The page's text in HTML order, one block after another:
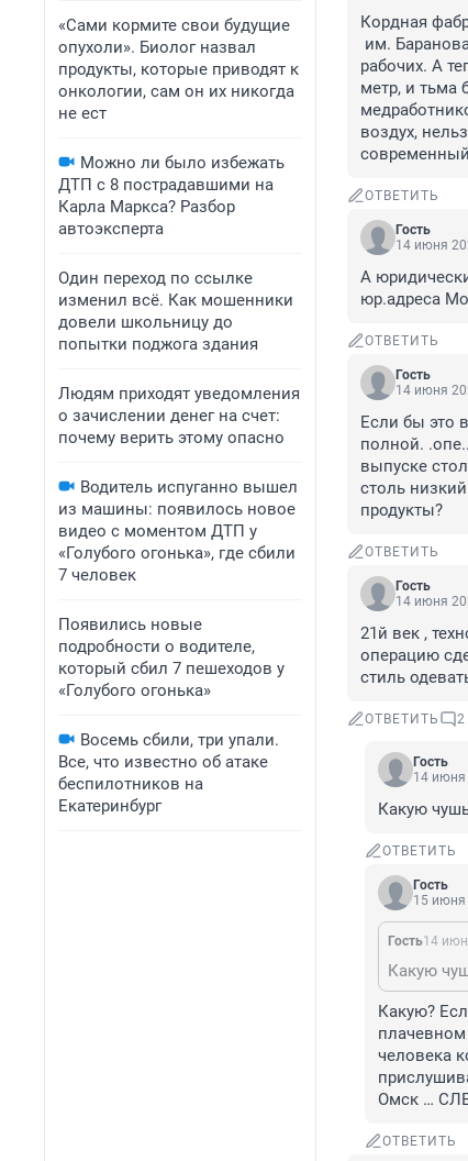
«Сами кормите свои будущие
опухоли». Биолог назвал
продукты, которые приводят к
онкологии, сам он их никогда
не ест
Можно ли было избежать
ДТП с 8 пострадавшими на
Карла Маркса? Разбор
автоэксперта
Один переход по ссылке
изменил всё. Как мошенники
довели школьницу до
попытки поджога здания
Людям приходят уведомления
о зачислении денег на счет:
почему верить этому опасно
Водитель испуганно вышел
из машины: появилось новое
видео с моментом ДТП у
«Голубого огонька», где сбили
7 человек
Появились новые
подробности о водителе,
который сбил 7 пешеходов у
«Голубого огонька»
Восемь сбили, три упали.
Все, что известно об атаке
беспилотников на
Екатеринбург
Кордная
рабочих. А
метр, и тьма
воздух,
ОТВЕТИТЬ
Гость
14 июня
А
юр.адреса
ОТВЕТИТЬ
Гость
14 июня
Если бы это
полной.
выпуске
столь
продукты?
ОТВЕТИТЬ
Гость
14 июня
21й век ,
операцию
стиль
ОТВЕТИТЬ 2
Гость
14 июня
Какую
ОТВЕТИТЬ
Гость
15 июня
Гость14
Какую
Какую?
плачевном
человека
Омск …
ОТВЕТИТЬ